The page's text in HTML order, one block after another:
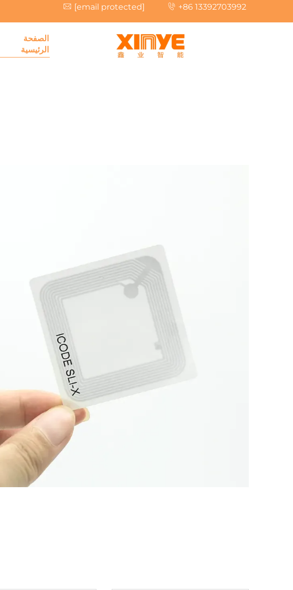
[email protected] +86 13392703992
الصفحة
الرئيسية